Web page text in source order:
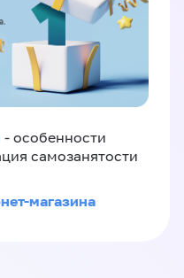
- особенности
самозанятости
магазина